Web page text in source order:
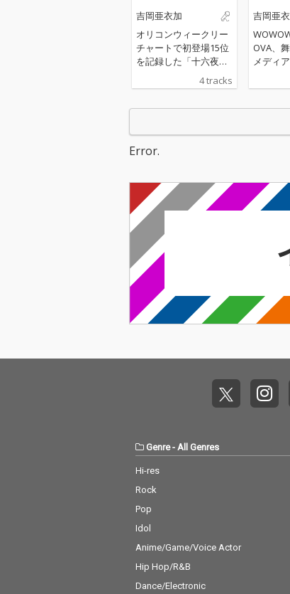
吉岡亜衣加
オリコンウィークリー
チャートで初登場15位
を記録した「十六夜
涙」など数多くの「薄
桜鬼」シリーズの主題
鬼 真改 万葉ノ抄」主題
を誰よりも熟知した吉
岡亜衣加ならではの楽
曲に!
4 tracks
吉岡亜
OVA、
メディ
で人気
鬼」シ
ンディ
録した
ゲーム
Error.
Genre- All Genres
Hi-res
Rock
Pop
Idol
Anime/Game/Voice Actor
Hip Hop/R&B
Dance/Electronic